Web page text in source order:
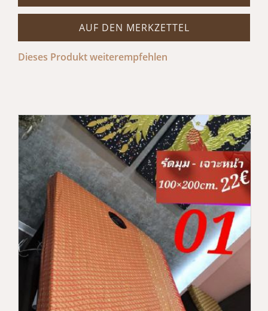
AUF DEN MERKZETTEL
Dieses Produkt weiterempfehlen